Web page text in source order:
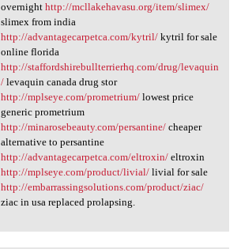
overnight http://mcllakehavasu.org/item/slimex/
slimex from india
http://advantagecarpetca.com/kytril/kytril for sale
online florida
http://staffordshirebullterrierhq.com/drug/levaquin
/levaquin canada drug stor
http://mplseye.com/prometrium/lowest price
generic prometrium
http://minarosebeauty.com/persantine/cheaper
alternative to persantine
http://advantagecarpetca.com/eltroxin/eltroxin
http://mplseye.com/product/livial/livial for sale
http://embarrassingsolutions.com/product/ziac/
ziac in usa replaced prolapsing.